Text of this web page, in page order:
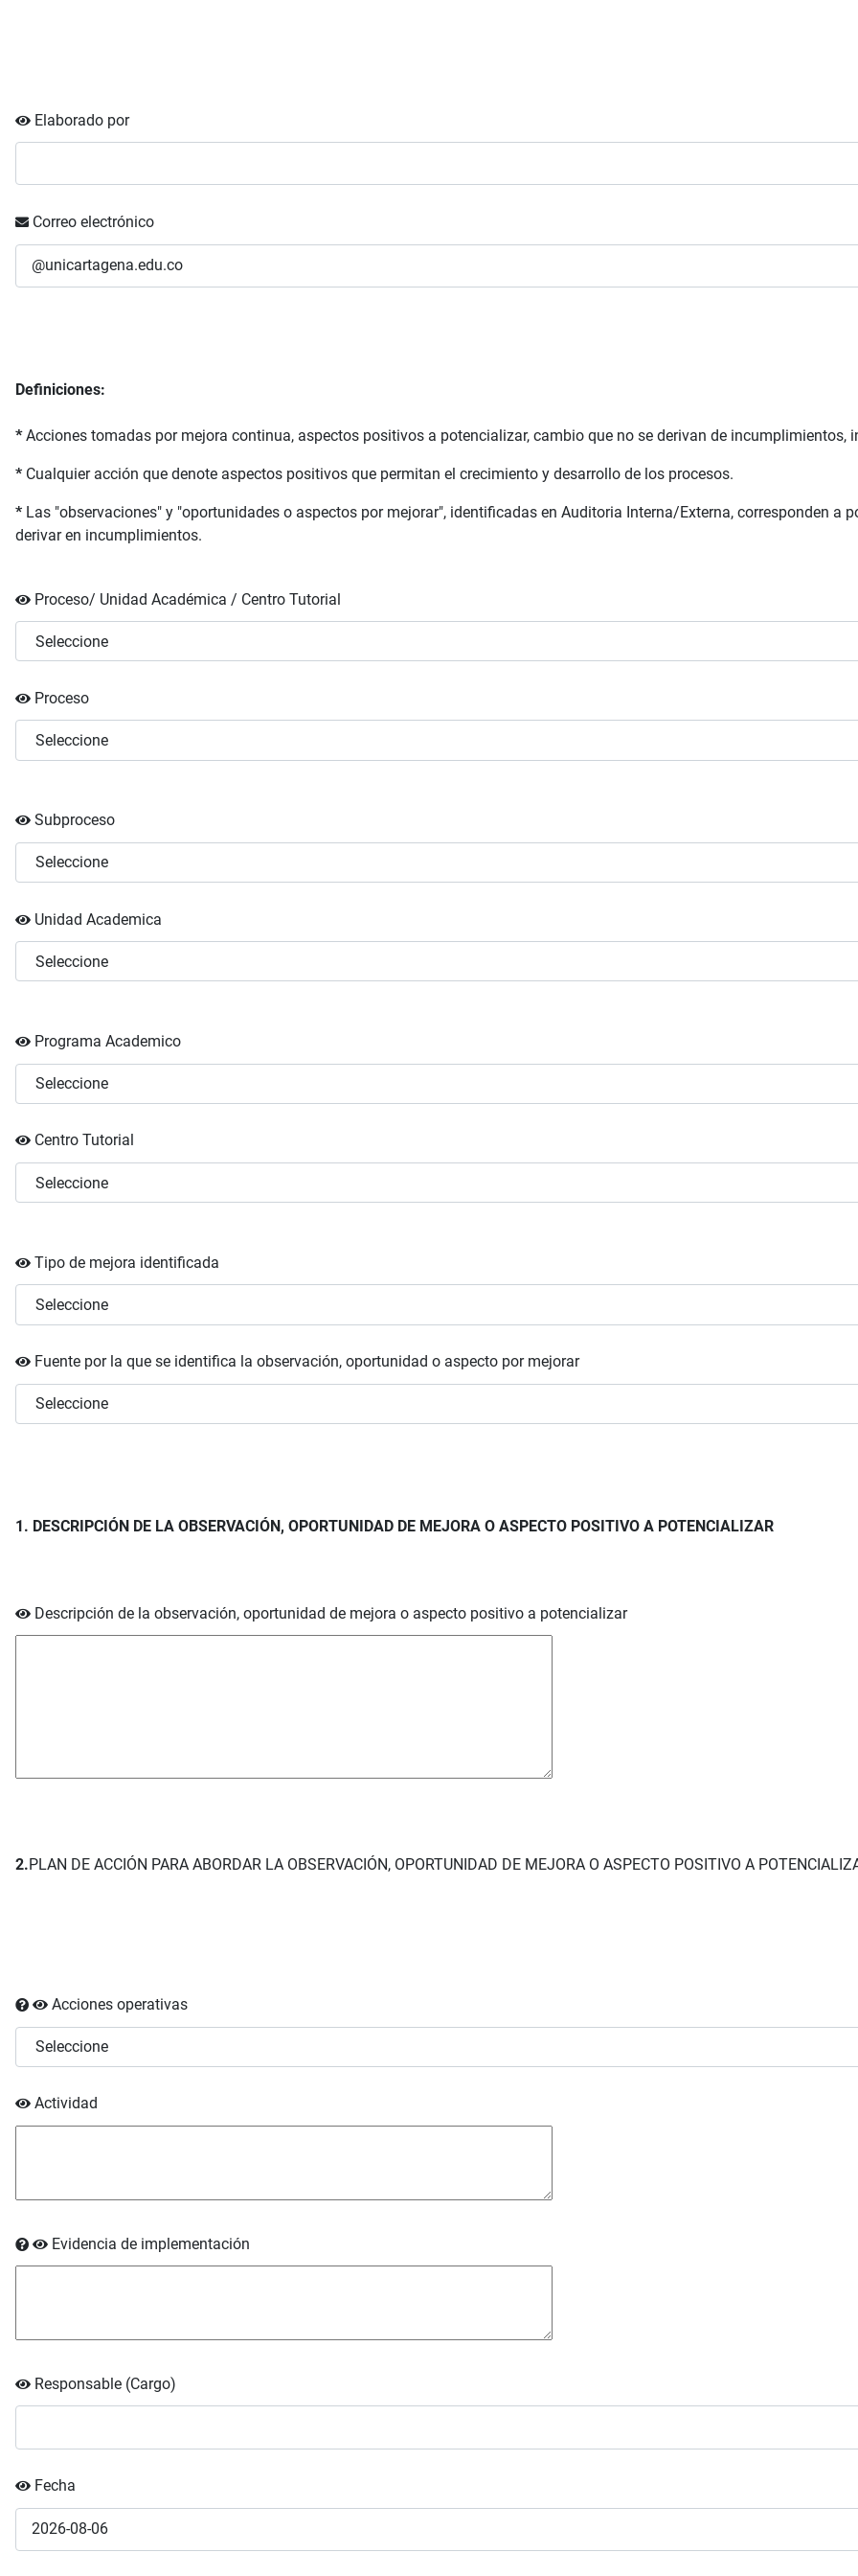
Elaborado por
Correo electrónico
Definiciones:
*Acciones tomadas por mejora continua, aspectos positivos a potencializar, cambio que no se derivan de incumplimientos,
* Cualquier acción que denote aspectos positivos que permitan el crecimiento y desarrollo de los procesos.
* Las "observaciones" y "oportunidades o aspectos por mejorar", identificadas en Auditoria Interna/Externa, corresponden a
derivar en incumplimientos.
Proceso/ Unidad Académica / Centro Tutorial
Proceso
Subproceso
Unidad Academica
Programa Academico
Centro Tutorial
Tipo de mejora identificada
Fuente por la que se identifica la observación, oportunidad o aspecto por mejorar
1. DESCRIPCIÓN DE LA OBSERVACIÓN, OPORTUNIDAD DE MEJORA O ASPECTO POSITIVO A POTENCIALIZAR
Descripción de la observación, oportunidad de mejora o aspecto positivo a potencializar
2.PLAN DE ACCIÓN PARA ABORDAR LA OBSERVACIÓN, OPORTUNIDAD DE MEJORA O ASPECTO POSITIVO A
Acciones operativas
Actividad
Evidencia de implementación
Responsable (Cargo)
Fecha